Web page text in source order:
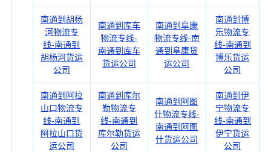
南通到胡杨
河物流专
线-南通到
胡杨河货运
公司
南通到库车
物流专线-
南通到库车
货运公司
南通到阜康
物流专线-南
通到阜康货
运公司
南通到博
乐物流专
线-南通到
博乐货运
公司
南通到阿拉
山口物流专
线-南通到
阿拉山口货
运公司
南通到库尔
勒物流专
线-南通到
库尔勒货运
公司
南通到阿图
什物流专线-
南通到阿图
什货运公司
南通到伊
宁物流专
线-南通到
伊宁货运
公司